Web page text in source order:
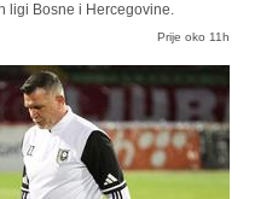
ligi Bosne i Hercegovine.
Prije oko 11h